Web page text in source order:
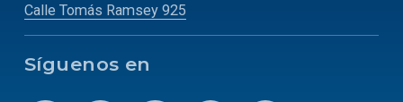
Calle Tomás Ramsey 925
Síguenos en